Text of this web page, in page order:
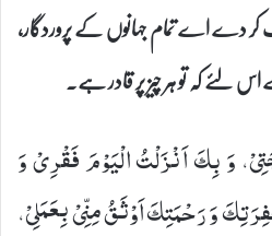
دے اے تمام جہانوں کے پروردگار،
لئے کہ تو ہر چیز پر قادر ہے۔
وَ بِكَ اَنْزَلْتُ الْیَوْمَ فَقْرِیْ وَ
وَ رَحْمَتِكَ اَوْثَقُ مِنِّیْ بِعَمَلِیْ،